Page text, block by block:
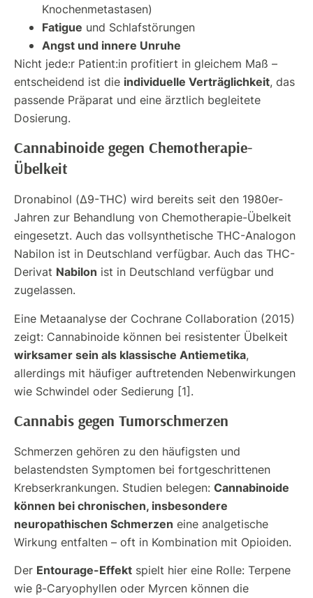
Knochenmetastasen)
Fatigue und Schlafstörungen
Angst und innere Unruhe
Nicht jede:r Patient:in profitiert in gleichem Maß –
entscheidend ist die individuelle Verträglichkeit, das
passende Präparat und eine ärztlich begleitete
Dosierung.
Cannabinoide gegen Chemotherapie-
Übelkeit
Dronabinol (Δ9-THC) wird bereits seit den 1980er-
Jahren zur Behandlung von Chemotherapie-Übelkeit
eingesetzt. Auch das vollsynthetische THC-Analogon
Nabilon ist in Deutschland verfügbar. Auch das THC-
Derivat Nabilon ist in Deutschland verfügbar und
zugelassen.
Eine Metaanalyse der Cochrane Collaboration (2015)
zeigt: Cannabinoide können bei resistenter Übelkeit
wirksamer sein als klassische Antiemetika,
allerdings mit häufiger auftretenden Nebenwirkungen
wie Schwindel oder Sedierung [1].
Cannabis gegen Tumorschmerzen
Schmerzen gehören zu den häufigsten und
belastendsten Symptomen bei fortgeschrittenen
Krebserkrankungen. Studien belegen: Cannabinoide
können bei chronischen, insbesondere
neuropathischen Schmerzen eine analgetische
Wirkung entfalten – oft in Kombination mit Opioiden.
Der Entourage-Effekt spielt hier eine Rolle: Terpene
wie β-Caryophyllen oder Myrcen können die